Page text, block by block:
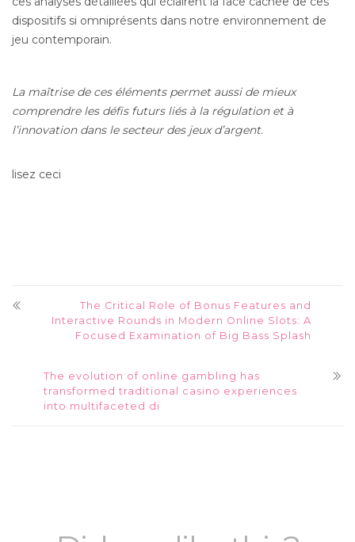
dispositifs si omniprésents dans notre environnement de
jeu contemporain.
La maîtrise de ces éléments permet aussi de mieux
comprendre les défis futurs liés à la régulation et à
l’innovation dans le secteur des jeux d’argent.
lisez ceci
The Critical Role of Bonus Features and
Interactive Rounds in Modern Online Slots: A
Focused Examination of Big Bass Splash
The evolution of online gambling has
transformed traditional casino experiences
into multifaceted di